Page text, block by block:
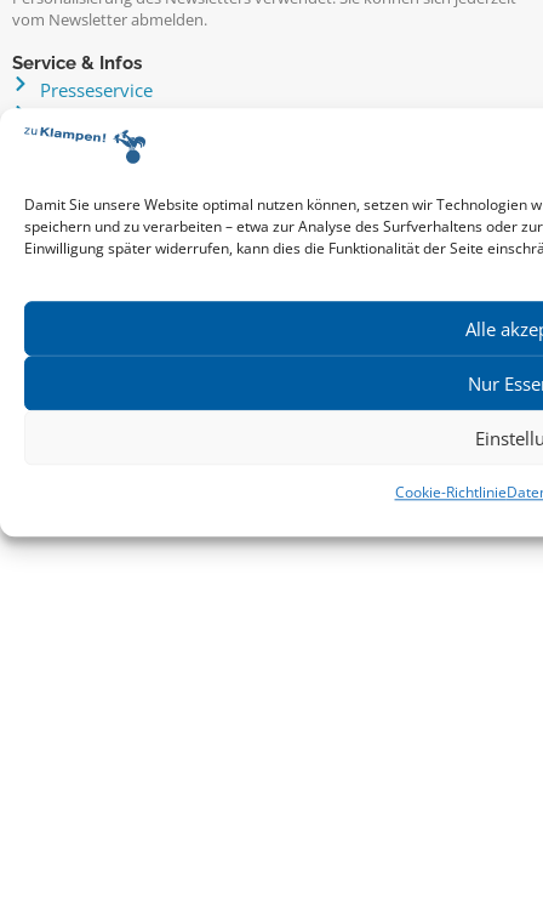
Damit Sie unsere Website optimal nutzen können, setzen wir Technologien
speichern und zu verarbeiten – etwa zur Analyse des Surfverhaltens oder
Einwilligung später widerrufen, kann dies die Funktionalität der Seite
Alle
Nur
Cookie-Richtlinie
vom Newsletter abmelden.
Service & Infos
Presseservice
Infos zur Manuskripteinreichung
Kontakt & Ansprechpartner
Impressum
Datenschutz
Copyright ©2026: zu Klampen! Verlag. Alle Rechte vorbehalten.